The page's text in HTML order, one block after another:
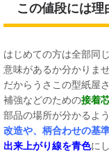
この値段には理
はじめての方は全部同
意味があるか分かりま
だからうさこの型紙屋
補強などのための接着
部品の場所が分かるよ
改造や、柄合わせの基
出来上がり線を青色に